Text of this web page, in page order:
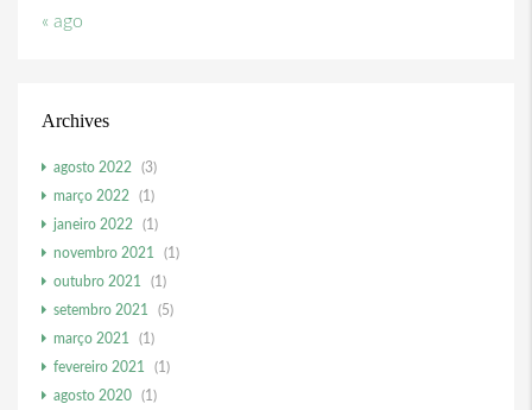
« ago
Archives
agosto 2022
(3)
março 2022
(1)
janeiro 2022
(1)
novembro 2021
(1)
outubro 2021
(1)
setembro 2021
(5)
março 2021
(1)
fevereiro 2021
(1)
agosto 2020
(1)